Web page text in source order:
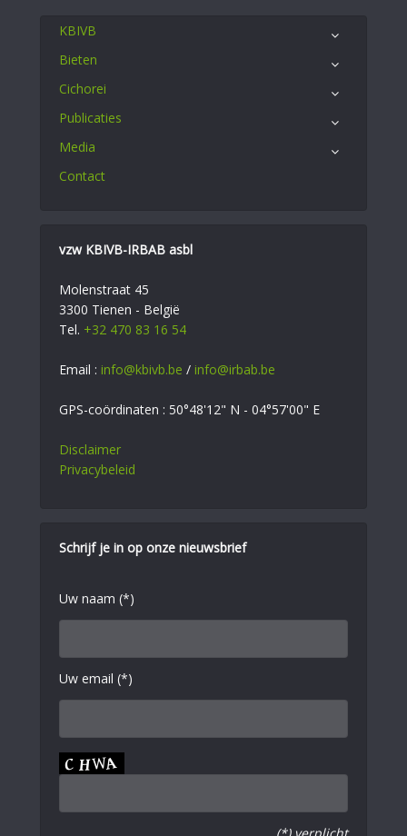
KBIVB
Bieten
Cichorei
Publicaties
Media
Contact
vzw KBIVB-IRBAB asbl
Molenstraat 45
3300 Tienen - België
Tel. +32 470 83 16 54
Email : info@kbivb.be / info@irbab.be
GPS-coördinaten : 50°48'12" N - 04°57'00" E
Disclaimer
Privacybeleid
Schrijf je in op onze nieuwsbrief
Uw naam (*)
Uw email (*)